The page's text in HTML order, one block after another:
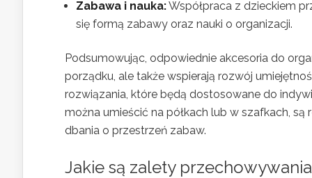
Zabawa i nauka:Współpraca z dzieckiem
się formą zabawy oraz nauki o organizacji.
Podsumowując, odpowiednie akcesoria do
porządku, ale także wspierają rozwój
rozwiązania, które będą dostosowane do
można umieścić na półkach lub w szafkach,
dbania o przestrzeń zabaw.
Jakie są zalety